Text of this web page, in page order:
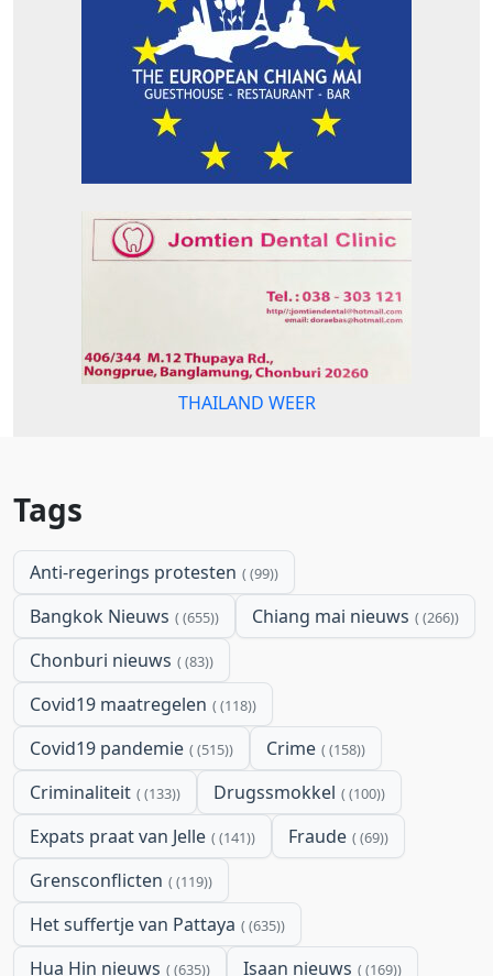
THAILAND WEER
Tags
Anti-regerings protesten (99)
Bangkok Nieuws (655) Chiang mai nieuws (266)
Chonburi nieuws (83)
Covid19 maatregelen (118)
Covid19 pandemie (515) Crime (158)
Criminaliteit (133) Drugssmokkel (100)
Expats praat van Jelle (141) Fraude (69)
Grensconflicten (119)
Het suffertje van Pattaya (635)
Hua Hin nieuws (635) Isaan nieuws (169)